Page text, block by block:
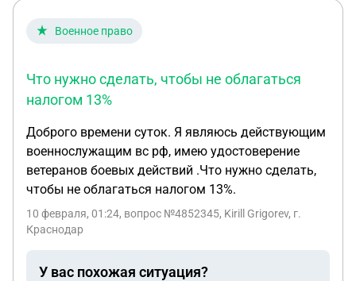
Военное право
Что нужно сделать, чтобы не облагаться
налогом 13%
Доброго времени суток. Я являюсь действующим
военнослужащим вс рф, имею удостоверение
ветеранов боевых действий .Что нужно сделать,
чтобы не облагаться налогом 13%.
10 февраля, 01:24, вопрос №4852345, Kirill Grigorev, г.
Краснодар
У вас похожая ситуация?